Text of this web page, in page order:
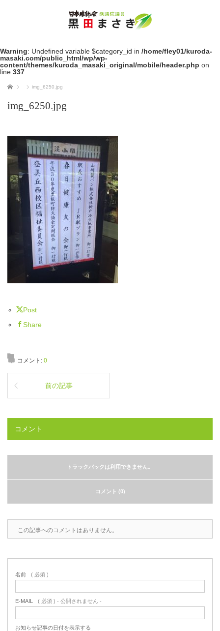
Warning: Undefined variable $category_id in /home/fley01/kuroda-
masaki.com/public_html/wp/wp-
content/themes/kuroda_masaki_original/mobile/header.php on
line 337
ホーム img_6250.jpg
img_6250.jpg
Post
Share
コメント: 0
前の記事
コメント
トラックバックは利用できません。
コメント (0)
この記事へのコメントはありません。
名前 ( 必須 )
E-MAIL ( 必須 ) - 公開されません -
お知らせ記事の日付を表示する